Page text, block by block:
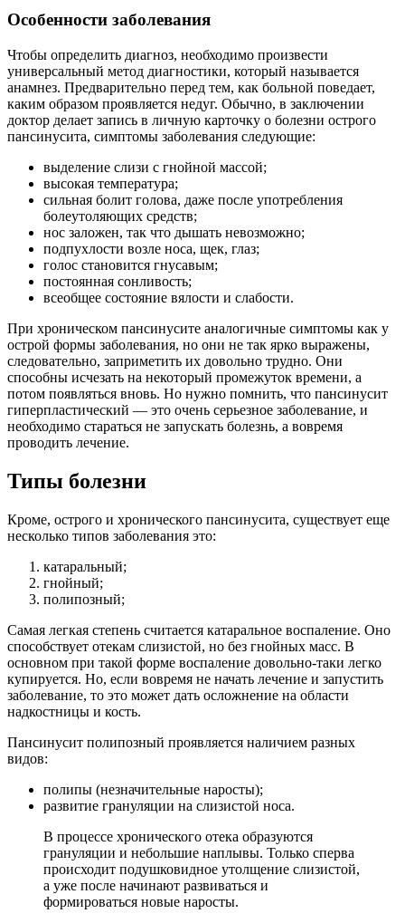
Особенности заболевания
Чтобы определить диагноз, необходимо произвести
универсальный метод диагностики, который называется
анамнез. Предварительно перед тем, как больной поведает,
каким образом проявляется недуг. Обычно, в заключении
доктор делает запись в личную карточку о болезни острого
пансинусита, симптомы заболевания следующие:
выделение слизи с гнойной массой;
высокая температура;
сильная болит голова, даже после употребления
болеутоляющих средств;
нос заложен, так что дышать невозможно;
подпухлости возле носа, щек, глаз;
голос становится гнусавым;
постоянная сонливость;
всеобщее состояние вялости и слабости.
При хроническом пансинусите аналогичные симптомы как у
острой формы заболевания, но они не так ярко выражены,
следовательно, заприметить их довольно трудно. Они
способны исчезать на некоторый промежуток времени, а
потом появляться вновь. Но нужно помнить, что пансинусит
гиперпластический — это очень серьезное заболевание, и
необходимо стараться не запускать болезнь, а вовремя
проводить лечение.
Типы болезни
Кроме, острого и хронического пансинусита, существует еще
несколько типов заболевания это:
катаральный;
гнойный;
полипозный;
Самая легкая степень считается катаральное воспаление. Оно
способствует отекам слизистой, но без гнойных масс. В
основном при такой форме воспаление довольно-таки легко
купируется. Но, если вовремя не начать лечение и запустить
заболевание, то это может дать осложнение на области
надкостницы и кость.
Пансинусит полипозный проявляется наличием разных
видов:
полипы (незначительные наросты);
развитие грануляции на слизистой носа.
В процессе хронического отека образуются
грануляции и небольшие наплывы. Только сперва
происходит подушковидное утолщение слизистой,
а уже после начинают развиваться и
формироваться новые наросты.